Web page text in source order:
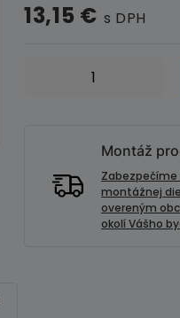
13,15 € s DPH
množstvo
Montáž
montážnej
overeným
okolí Vášho